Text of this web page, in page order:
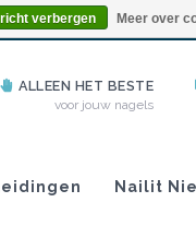
ALLEEN HET BESTE
voor jouw nagels
Nailit
verbergen Meer over